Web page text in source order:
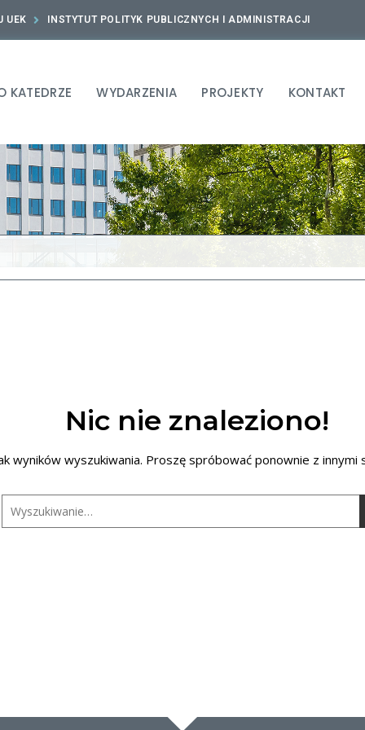
UEK INSTYTUT POLITYK PUBLICZNYCH I ADMINISTRACJI
KATEDRZE WYDARZENIA PROJEKTY KONTAKT
Nic nie znaleziono!
wyników wyszukiwania. Proszę spróbować ponownie z innymi